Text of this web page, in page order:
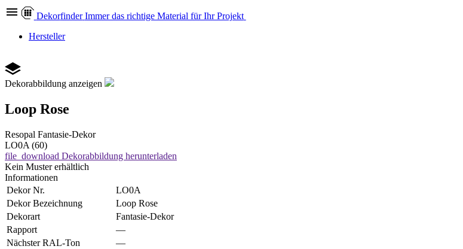
Dekorfinder Immer das richtige Material für Ihr Projekt
Hersteller
Dekorabbildung anzeigen
Loop Rose
Resopal Fantasie-Dekor
LO0A (60)
file_download Dekorabbildung herunterladen
Kein Muster erhältlich
Informationen
Dekor Nr.
LO0A
Dekor Bezeichnung
Loop Rose
Dekorart
Fantasie-Dekor
Rapport
—
Nächster RAL-Ton
—